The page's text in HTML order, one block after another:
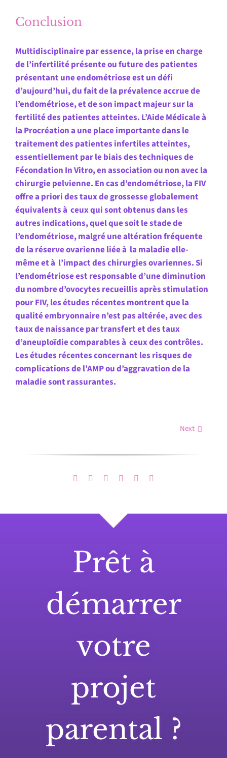
Conclusion
Multidisciplinaire par essence, la prise en charge
de l’infertilité présente ou future des patientes
présentant une endométriose est un défi
d’aujourd’hui, du fait de la prévalence accrue de
l’endométriose, et de son impact majeur sur la
fertilité des patientes atteintes. L’Aide Médicale à
la Procréation a une place importante dans le
traitement des patientes infertiles atteintes,
essentiellement par le biais des techniques de
Fécondation In Vitro, en association ou non avec la
chirurgie pelvienne. En cas d’endométriose, la FIV
offre a priori des taux de grossesse globalement
équivalents à ceux qui sont obtenus dans les
autres indications, quel que soit le stade de
l’endométriose, malgré une altération fréquente
de la réserve ovarienne liée à la maladie elle-
même et à l’impact des chirurgies ovariennes. Si
l’endométriose est responsable d’une diminution
du nombre d’ovocytes recueillis après stimulation
pour FIV, les études récentes montrent que la
qualité embryonnaire n’est pas altérée, avec des
taux de naissance par transfert et des taux
d’aneuploïdie comparables à ceux des contrôles.
Les études récentes concernant les risques de
complications de l’AMP ou d’aggravation de la
maladie sont rassurantes.
Next
Prêt à
démarrer
votre
projet
parental ?